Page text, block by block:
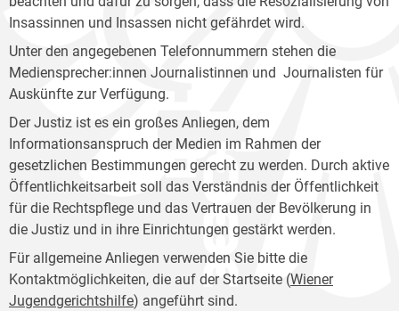
Insassinnen und Insassen nicht gefährdet wird.
Unter den angegebenen Telefonnummern stehen die
Mediensprecher:innen Journalistinnen und Journalisten für
Auskünfte zur Verfügung.
Der Justiz ist es ein großes Anliegen, dem
Informationsanspruch der Medien im Rahmen der
gesetzlichen Bestimmungen gerecht zu werden. Durch aktive
Öffentlichkeitsarbeit soll das Verständnis der Öffentlichkeit
für die Rechtspflege und das Vertrauen der Bevölkerung in
die Justiz und in ihre Einrichtungen gestärkt werden.
Für allgemeine Anliegen verwenden Sie bitte die
Kontaktmöglichkeiten, die auf der Startseite (Wiener
Jugendgerichtshilfe) angeführt sind.